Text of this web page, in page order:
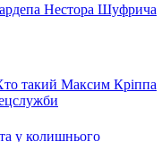
Нестора Шуфрича
такий Максим Кріппа
у колишнього